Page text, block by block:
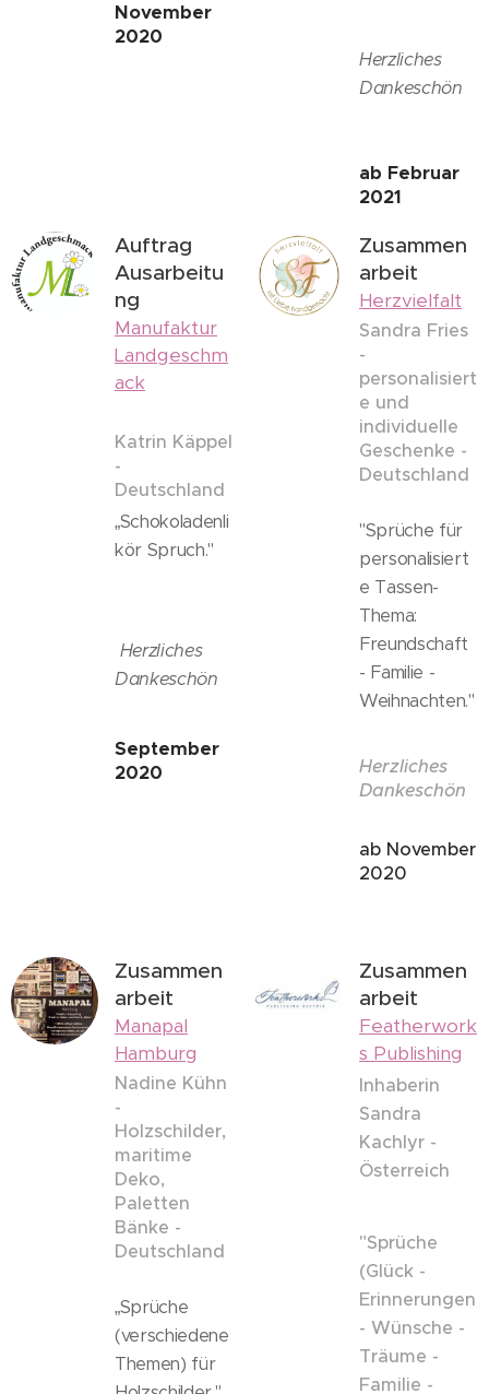
November
2020
Herzliches
Dankeschön
ab Februar
2021
Auftrag
Ausarbeitu
ng
Manufaktur
Landgeschm
ack
Katrin Käppel
-
Deutschland
„Schokoladenli
kör Spruch."
Herzliches
Dankeschön
September
2020
Zusammen
arbeit
Herzvielfalt
Sandra Fries
-
personalisiert
e und
individuelle
Geschenke -
Deutschland
"Sprüche für
personalisiert
e Tassen-
Thema:
Freundschaft
- Familie -
Weihnachten."
Herzliches
Dankeschön
ab November
2020
Zusammen
arbeit
Manapal
Hamburg
Nadine Kühn
-
Holzschilder,
maritime
Deko,
Paletten
Bänke -
Deutschland
„Sprüche
(verschiedene
Themen) für
Zusammen
arbeit
Featherwork
s Publishing
Inhaberin
Sandra
Kachlyr -
Österreich
"Sprüche
(Glück -
Erinnerungen
- Wünsche -
Träume -
Familie -